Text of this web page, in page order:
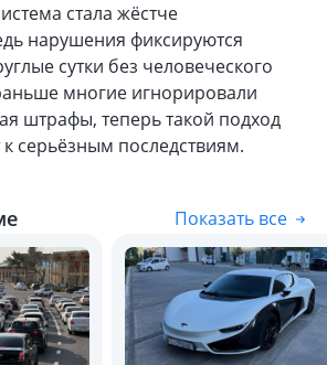
стала жёстче
нарушения фиксируются
сутки без человеческого
многие игнорировали
штрафы, теперь такой подход
серьёзным последствиям.
Показать все